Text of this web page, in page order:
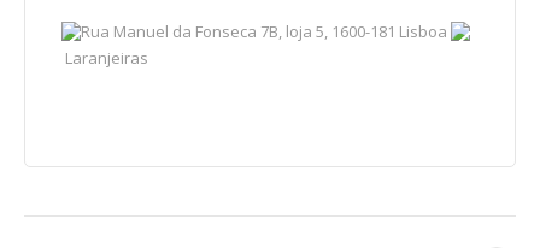
Rua Manuel da Fonseca 7B, loja 5, 1600-181 Lisboa
Laranjeiras